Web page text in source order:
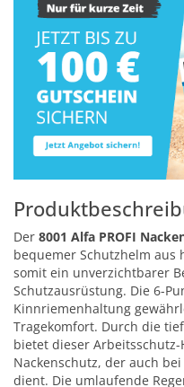
Der 8001 Alfa PROFI
bequemer Schutzhelm aus
somit ein unverzichtbarer
Schutzausrüstung. Die 6-
Kinnriemenhaltung
Tragekomfort. Durch die
bietet dieser
Nackenschutz, der auch
dient. Die umlaufende